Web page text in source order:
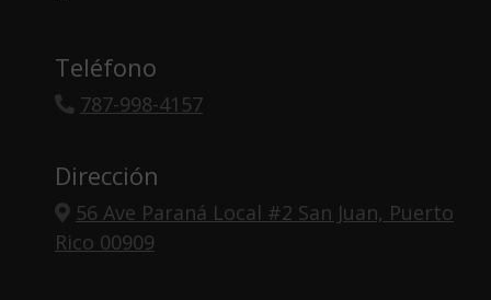
Teléfono
787-998-4157
Dirección
56 Ave Paraná Local #2 San Juan, Puerto
Rico 00909